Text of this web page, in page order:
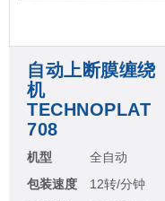
自动上断膜缠绕
机
TECHNOPLAT
708
机型
全自动
包装速度
12转/分钟